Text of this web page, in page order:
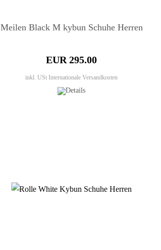
Meilen Black M kybun Schuhe Herren
EUR 295.00
inkl. USt Internationale Versandkosten